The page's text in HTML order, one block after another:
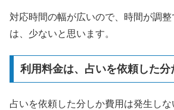
対応時間の幅が広いので、時間が調
は、少ないと思います。
利用料金は、占いを依頼した分
占いを依頼した分しか費用は発生しな